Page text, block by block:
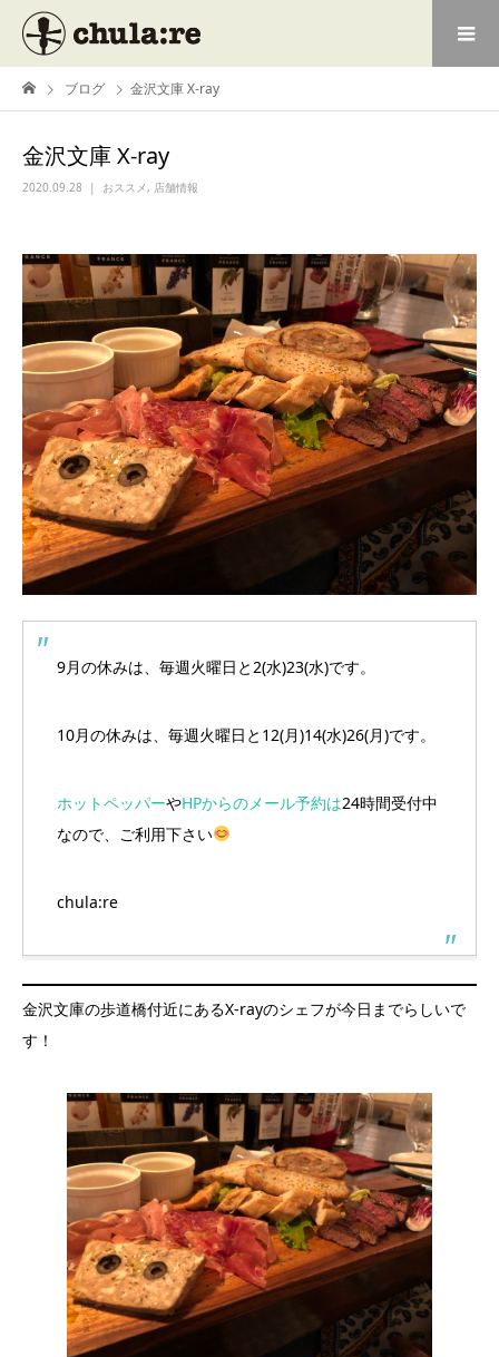
ブログ 金沢文庫 X-ray
金沢文庫 X-ray
2020.09.28 おススメ, 店舗情報
9月の休みは、毎週火曜日と2(水)23(水)です。
10月の休みは、毎週火曜日と12(月)14(水)26(月)です。
ホットペッパーやHPからのメール予約は24時間受付中
なので、ご利用下さい
chula:re
金沢文庫の歩道橋付近にあるX-rayのシェフが今日までらしいで
す！